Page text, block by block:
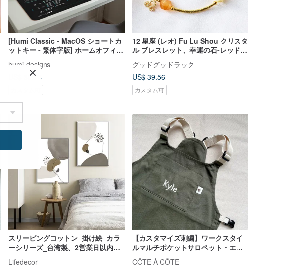
[Humi Classic - MacOS ショートカ
ットキー - 繁体字版] ホームオフィ
ス/マウスデスクマット
humi-designs
US$ 30.74
12 星座 (レオ) Fu Lu Shou クリスタ
ル ブレスレット、幸運の石-レッド朱
色、ポジティブなエネルギーをもた
らす
グッドグッドラック
US$ 39.56
カスタム可
スリーピングコットン_掛け絵_カラ
ーシリーズ_台湾製、2営業日以内に
Lifedecor
【カスタマイズ刺繍】ワークスタイ
ルマルチポケットサロペット・エプ
ロン・子供服 2色展開
CÔTE À CÔTE